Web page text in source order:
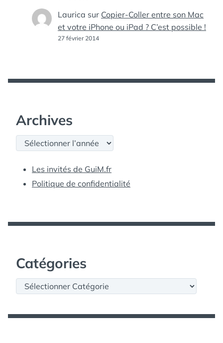
Laurica sur Copier-Coller entre son Mac
et votre iPhone ou iPad ? C’est possible !
27 février 2014
Archives
Archives
Les invités de GuiM.fr
Politique de confidentialité
Catégories
Catégories